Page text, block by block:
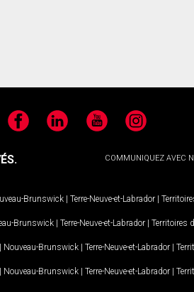
FacebookLinkedIn YouTubeInstagram
COMMUNIQUEZ AVEC
Brunswick | Terre-Neuve-et-Labrador |
Brunswick | Terre-Neuve-et-Labrador | Territoires
| Nouveau-Brunswick | Terre-Neuve-et-Labrador |
| Nouveau-Brunswick | Terre-Neuve-et-Labrador |